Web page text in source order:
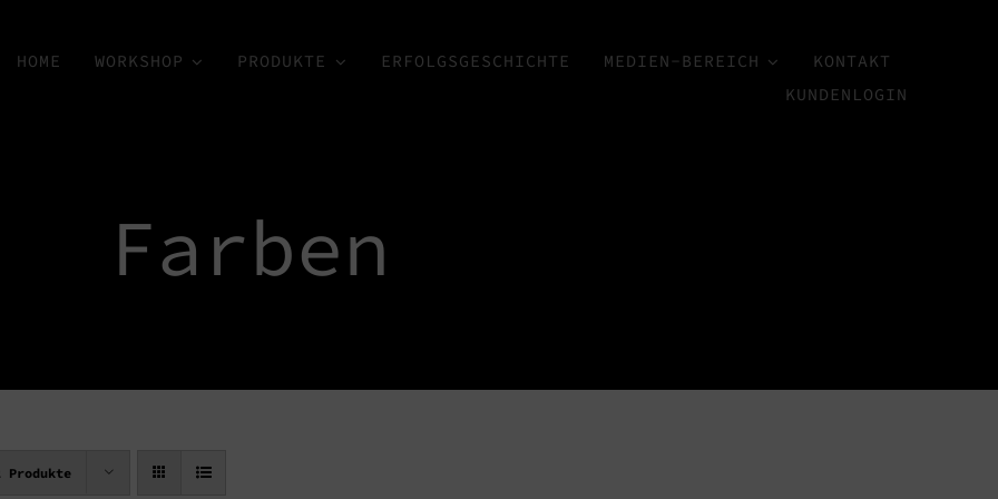
HOME WORKSHOP PRODUKTE ERFOLGSGESCHICHTE MEDIEN-BEREICH
KONTAKT
KUNDENLOGIN
Farben
Produkte